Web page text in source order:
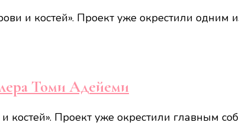
и костей». Проект уже окрестили
Томи Адейеми
костей». Проект уже окрестили главным